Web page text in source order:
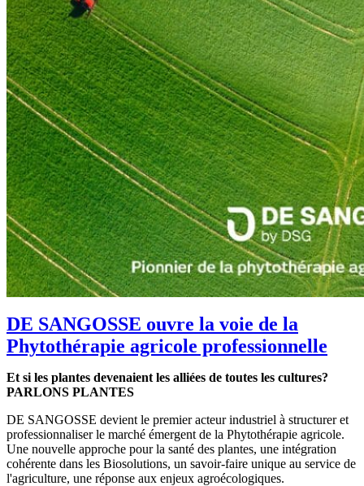
DE SANGOSSE ouvre la voie de la
Phytothérapie agricole professionnelle
Et si les plantes devenaient les alliées de toutes les cultures?
PARLONS PLANTES
DE SANGOSSE devient le premier acteur industriel à structurer et
professionnaliser le marché émergent de la Phytothérapie agricole.
Une nouvelle approche pour la santé des plantes, une intégration
cohérente dans les Biosolutions, un savoir-faire unique au service de
l'agriculture, une réponse aux enjeux agroécologiques.